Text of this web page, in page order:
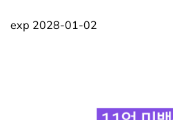
exp 2028-01-02